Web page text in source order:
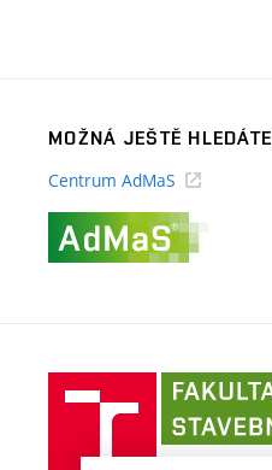
MOŽNÁ JEŠTĚ HLEDÁTE
Centrum AdMaS